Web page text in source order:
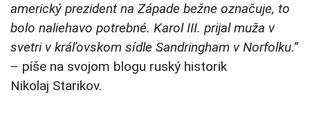
americký prezident na Západe bežne označuje, to
bolo naliehavo potrebné. Karol III. prijal muža v
svetri v kráľovskom sídle Sandringham v Norfolku.”
– píše na svojom blogu ruský historik
Nikolaj Starikov.